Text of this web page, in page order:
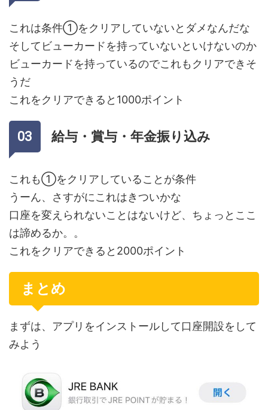
これは条件①をクリアしていないとダメなんだな
そしてビューカードを持っていないといけないのか
ビューカードを持っているのでこれもクリアできそ
うだ
これをクリアできると1000ポイント
給与・賞与・年金振り込み
これも①をクリアしていることが条件
うーん、さすがにこれはきついかな
口座を変えられないことはないけど、ちょっとここ
は諦めるか。。
これをクリアできると2000ポイント
まとめ
まずは、アプリをインストールして口座開設をして
みよう